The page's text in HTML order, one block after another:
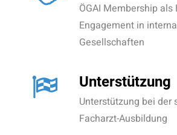
ÖGAI Membership als
Engagement in
Gesellschaften
Unterstützung
Unterstützung bei der
Facharzt-Ausbildung